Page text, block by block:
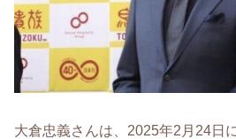
大倉忠義さんは、2025年2月24日